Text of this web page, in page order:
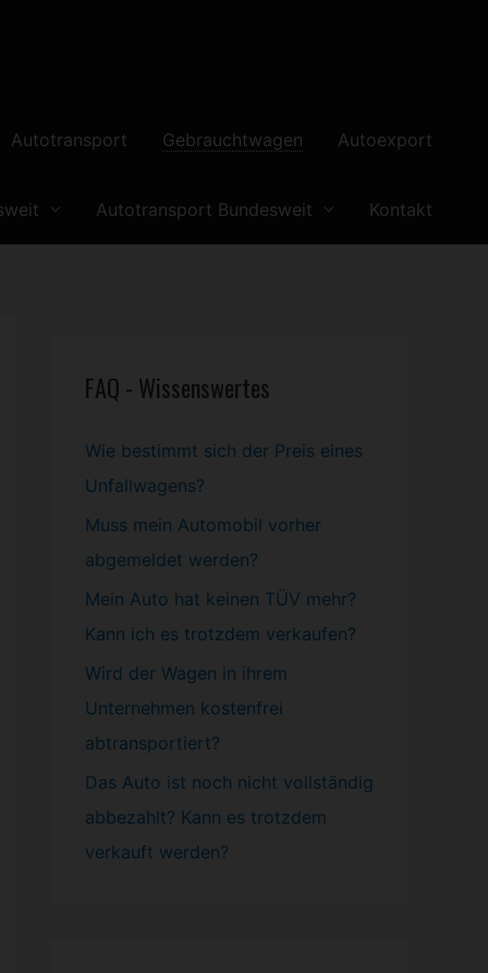
Autotransport Gebrauchtwagen Autoexport
Autotransport Bundesweit Kontakt
FAQ - Wissenswertes
Wie bestimmt sich der Preis eines
Unfallwagens?
Muss mein Automobil vorher
abgemeldet werden?
Mein Auto hat keinen TÜV mehr?
Kann ich es trotzdem verkaufen?
Wird der Wagen in ihrem
Unternehmen kostenfrei
abtransportiert?
Das Auto ist noch nicht vollständig
abbezahlt? Kann es trotzdem
verkauft werden?